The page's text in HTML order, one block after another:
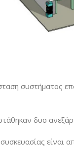
συστήματος
δυο
είναι